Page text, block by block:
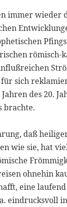
immer wieder
römisch-
sich
des 20.
brachte.
daß
wie sie, hat
ohnehin
eine
eindrucksvoll